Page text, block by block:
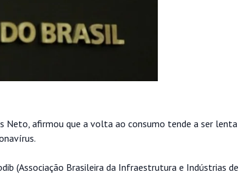
Neto, afirmou que a volta ao consumo tende a ser lenta
(Associação Brasileira da Infraestrutura e Indústrias de